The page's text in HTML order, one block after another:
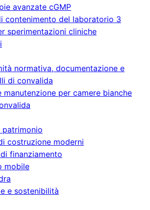
avanzate cGMP
contenimento del laboratorio 3
sperimentazioni cliniche
normativa, documentazione e
di convalida
manutenzione per camere bianche
patrimonio
costruzione moderni
finanziamento
mobile
e sostenibilità